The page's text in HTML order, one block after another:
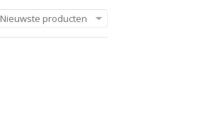
Nieuwste producten